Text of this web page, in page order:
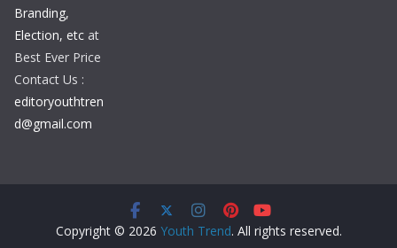
Branding,
Election, etc at
Best Ever Price
Contact Us :
editoryouthtren
d@gmail.com
Copyright © 2026 Youth Trend. All rights reserved.